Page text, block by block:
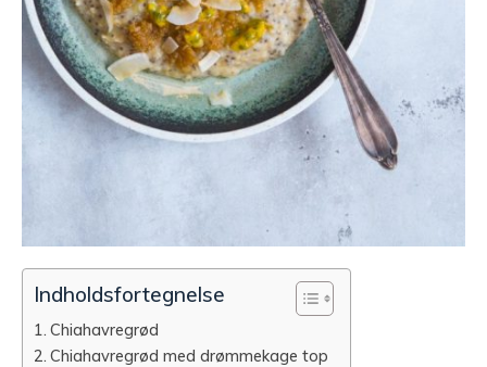
Indholdsfortegnelse
Chiahavregrød
Chiahavregrød med drømmekage top